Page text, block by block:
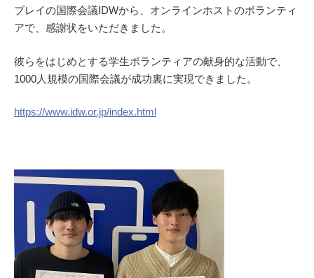
プレイの国際会議IDWから、オンラインホストのボランティ
アで、感謝状をいただきました。
彼らをはじめとする学生ボランティアの献身的な活動で、
1000人規模の国際会議が成功裏に実現できました。
https://www.idw.or.jp/index.html